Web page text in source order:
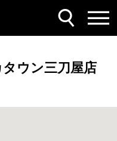
ウン三刀屋店